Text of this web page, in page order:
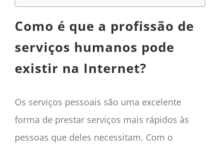
Como é que a profissão de
serviços humanos pode
existir na Internet?
Os serviços pessoais são uma excelente
forma de prestar serviços mais rápidos às
pessoas que deles necessitam. Com o